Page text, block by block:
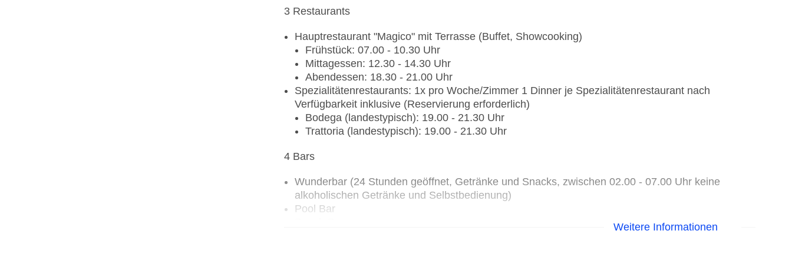
3 Restaurants
Hauptrestaurant "Magico" mit Terrasse (Buffet, Showcooking)
Frühstück: 07.00 - 10.30 Uhr
Mittagessen: 12.30 - 14.30 Uhr
Abendessen: 18.30 - 21.00 Uhr
Spezialitätenrestaurants: 1x pro Woche/Zimmer 1 Dinner je Spezialitätenrestaurant nach
Verfügbarkeit inklusive (Reservierung erforderlich)
Bodega (landestypisch): 19.00 - 21.30 Uhr
Trattoria (landestypisch): 19.00 - 21.30 Uhr
4 Bars
Wunderbar (24 Stunden geöffnet, Getränke und Snacks, zwischen 02.00 - 07.00 Uhr keine
alkoholischen Getränke und Selbstbedienung)
Pool Bar
Weitere Informationen